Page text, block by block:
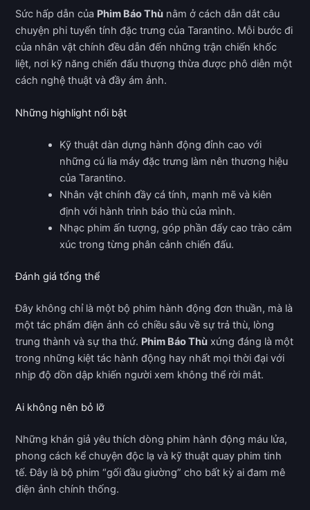
Sức hấp dẫn của Phim Báo Thù nằm ở cách dẫn dắt câu
chuyện phi tuyến tính đặc trưng của Tarantino. Mỗi bước đi
của nhân vật chính đều dẫn đến những trận chiến khốc
liệt, nơi kỹ năng chiến đấu thượng thừa được phô diễn một
cách nghệ thuật và đầy ám ảnh.
Những highlight nổi bật
Kỹ thuật dàn dựng hành động đỉnh cao với
những cú lia máy đặc trưng làm nên thương hiệu
của Tarantino.
Nhân vật chính đầy cá tính, mạnh mẽ và kiên
định với hành trình báo thù của mình.
Nhạc phim ấn tượng, góp phần đẩy cao trào cảm
xúc trong từng phân cảnh chiến đấu.
Đánh giá tổng thể
Đây không chỉ là một bộ phim hành động đơn thuần, mà là
một tác phẩm điện ảnh có chiều sâu về sự trả thù, lòng
trung thành và sự tha thứ. Phim Báo Thù xứng đáng là một
trong những kiệt tác hành động hay nhất mọi thời đại với
nhịp độ dồn dập khiến người xem không thể rời mắt.
Ai không nên bỏ lỡ
Những khán giả yêu thích dòng phim hành động máu lửa,
phong cách kể chuyện độc lạ và kỹ thuật quay phim tinh
tế. Đây là bộ phim “gối đầu giường” cho bất kỳ ai đam mê
điện ảnh chính thống.